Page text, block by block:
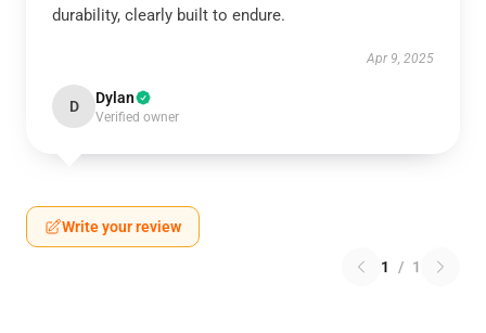
durability, clearly built to endure.
Apr 9, 2025
D Dylan
Verified owner
Write your review
1 / 1